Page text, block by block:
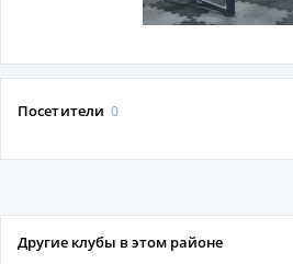
Посетители 0
Другие клубы в этом районе